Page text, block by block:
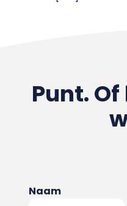
Punt.
Naam